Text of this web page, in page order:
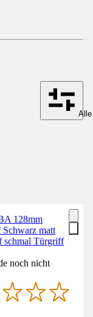
128mm
matt
schmal Türgriff
noch nicht